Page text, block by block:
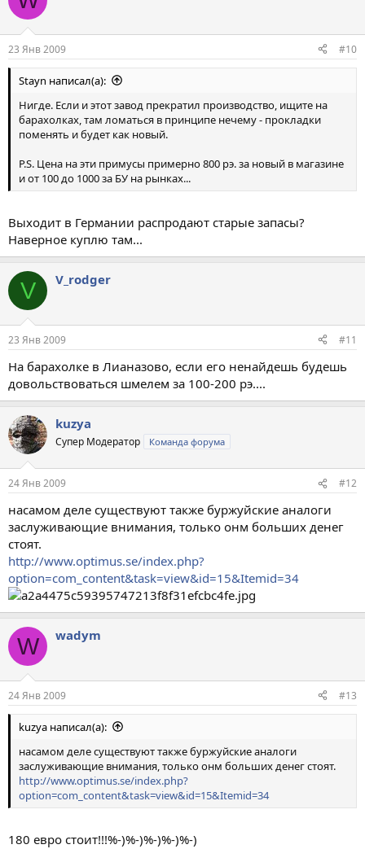
23 Янв 2009 #10
Stayn написал(а):
Нигде. Если и этот завод прекратил производство, ищите на
барахолках, там ломаться в принципе нечему - прокладки
поменять и будет как новый.
P.S. Цена на эти примусы примерно 800 рэ. за новый в магазине
и от 100 до 1000 за БУ на рынках...
Выходит в Германии распродают старые запасы?
Наверное куплю там...
V V_rodger
23 Янв 2009 #11
На барахолке в Лианазово, если его ненайдешь будешь
довольствоваться шмелем за 100-200 рэ....
kuzya
Супер Модератор Команда форума
24 Янв 2009 #12
насамом деле существуют также буржуйские аналоги
заслуживающие внимания, только онм больших денег
стоят.
http://www.optimus.se/index.php?
option=com_content&task=view&id=15&Itemid=34
W wadym
24 Янв 2009 #13
kuzya написал(а):
насамом деле существуют также буржуйские аналоги
заслуживающие внимания, только онм больших денег стоят.
http://www.optimus.se/index.php?
option=com_content&task=view&id=15&Itemid=34
180 евро стоит!!!%-)%-)%-)%-)%-)